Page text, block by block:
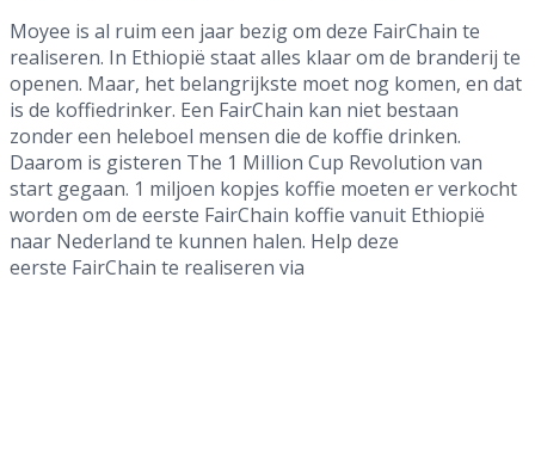
Moyee is al ruim een jaar bezig om deze FairChain te
realiseren. In Ethiopië staat alles klaar om de branderij te
openen. Maar, het belangrijkste moet nog komen, en dat
is de koffiedrinker. Een FairChain kan niet bestaan
zonder een heleboel mensen die de koffie drinken.
Daarom is gisteren The 1 Million Cup Revolution van
start gegaan. 1 miljoen kopjes koffie moeten er verkocht
worden om de eerste FairChain koffie vanuit Ethiopië
naar Nederland te kunnen halen. Help deze
eerste FairChain te realiseren via